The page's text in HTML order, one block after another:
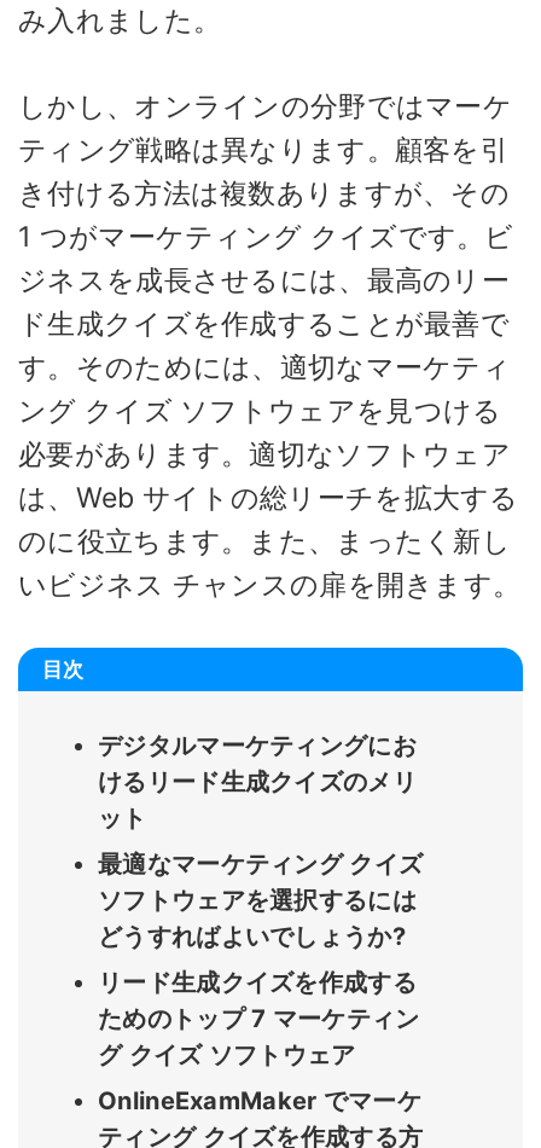
み入れました。
しかし、オンラインの分野ではマーケ
ティング戦略は異なります。顧客を引
き付ける方法は複数ありますが、その
1 つがマーケティング クイズです。ビ
ジネスを成長させるには、最高のリー
ド生成クイズを作成することが最善で
す。そのためには、適切なマーケティ
ング クイズ ソフトウェアを見つける
必要があります。適切なソフトウェア
は、Web サイトの総リーチを拡大する
のに役立ちます。また、まったく新し
いビジネス チャンスの扉を開きます。
目次
デジタルマーケティングにお
けるリード生成クイズのメリ
ット
最適なマーケティング クイズ
ソフトウェアを選択するには
どうすればよいでしょうか?
リード生成クイズを作成する
ためのトップ 7 マーケティン
グ クイズ ソフトウェア
OnlineExamMaker でマーケ
ティング クイズを作成する方